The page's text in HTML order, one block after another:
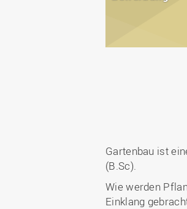
Gartenbau ist
(B.Sc).
Wie werden
Einklang